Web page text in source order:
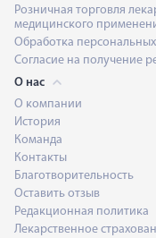
Розничная торговля
медицинского
Обработка
Согласие на получение
О нас
О компании
История
Команда
Контакты
Благотворительность
Оставить отзыв
Редакционная политика
Лекарственное